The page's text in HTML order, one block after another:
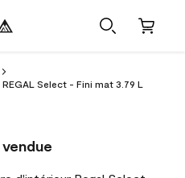
Select - Fini mat 3.79 L